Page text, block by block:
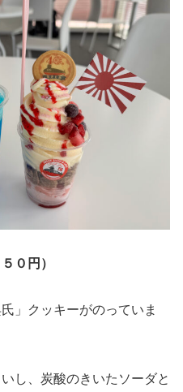
０円）
」クッキーがのっていま
し、炭酸のきいたソーダと